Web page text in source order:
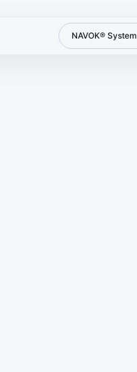
NAVOK® System